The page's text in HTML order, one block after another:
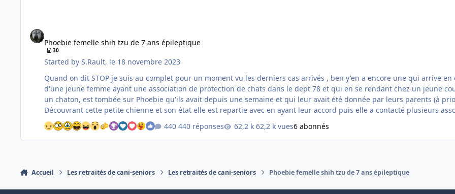
Phoebie femelle shih tzu de 7 ans épileptique
30
Started byS.Rault, le 18 novembre 2023
Quand on dit STOP je suis au complet pour un moment vu les derniers cas arrivés , ben y'en a encore une qui arrive en catastrophe ! Nous avons reçu hier après-midi un appel
d'une jeune femme ayant une association de protection de chats dans le dept 78 et qui en se rendant chez un jeune
un chaton, est tombée sur Phoebie qu'ils avait depuis une semaine et qui leur avait été donnée par leurs parents (à
Découvrant cette petite chienne et son état elle est repartie avec en ayant leur accord puis elle a contacté plusieurs
440 réponses
62,2 k vues6 abonnés
Accueil Les retraités de cani-seniors Les retraités de cani-seniors Phoebie femelle shih tzu de 7 ans épileptique